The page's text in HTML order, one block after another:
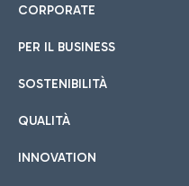
CORPORATE
PER IL BUSINESS
SOSTENIBILITÀ
QUALITÀ
INNOVATION